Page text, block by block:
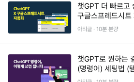
챗GPT 더 빠르고
구글스프레드시
릿 제공)
아티클 · 10분 분량
챗GPT로 원하는
(명령어) 세팅법 (